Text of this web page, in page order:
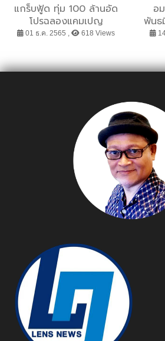
แกร็บฟู้ด ทุ่ม 100 ล้านอัด
โปรฉลองแคมเปญ
“GrabFood 10Versary”
01 ธ.ค. 2565 , 618 Views
อ
พัน
หนุ14